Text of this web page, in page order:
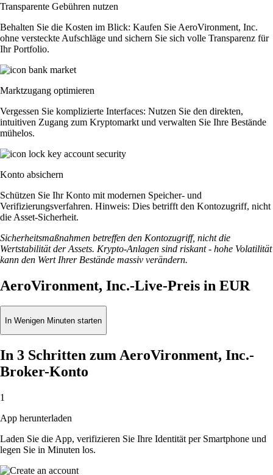
Transparente Gebühren nutzen
Behalten Sie die Kosten im Blick: Kaufen Sie AeroVironment, Inc.
ohne versteckte Aufschläge und sichern Sie sich volle Transparenz für
Ihr Portfolio.
Marktzugang optimieren
Vergessen Sie komplizierte Interfaces: Nutzen Sie den direkten,
intuitiven Zugang zum Kryptomarkt und verwalten Sie Ihre Bestände
mühelos.
Konto absichern
Schützen Sie Ihr Konto mit modernen Speicher- und
Verifizierungsverfahren. Hinweis: Dies betrifft den Kontozugriff, nicht
die Asset-Sicherheit.
Sicherheitsmaßnahmen betreffen den Kontozugriff, nicht die
Wertstabilität der Assets. Krypto-Anlagen sind riskant - hohe Volatilität
kann den Wert Ihrer Bestände massiv verändern.
AeroVironment, Inc.-Live-Preis in EUR
In Wenigen Minuten starten
In 3 Schritten zum AeroVironment, Inc.-
Broker-Konto
1
App herunterladen
Laden Sie die App, verifizieren Sie Ihre Identität per Smartphone und
legen Sie in Minuten los.